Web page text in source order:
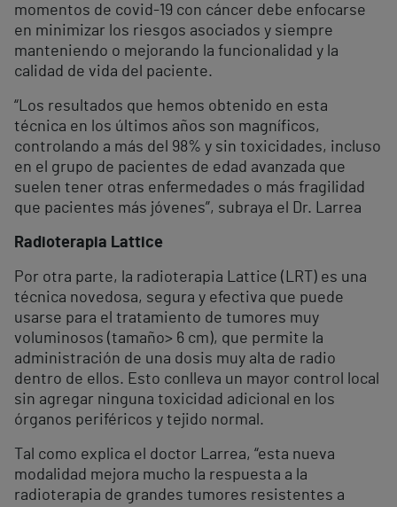
momentos de covid-19 con cáncer debe enfocarse
en minimizar los riesgos asociados y siempre
manteniendo o mejorando la funcionalidad y la
calidad de vida del paciente.
“Los resultados que hemos obtenido en esta
técnica en los últimos años son magníficos,
controlando a más del 98% y sin toxicidades, incluso
en el grupo de pacientes de edad avanzada que
suelen tener otras enfermedades o más fragilidad
que pacientes más jóvenes”, subraya el Dr. Larrea
Radioterapia Lattice
Por otra parte, la radioterapia Lattice (LRT) es una
técnica novedosa, segura y efectiva que puede
usarse para el tratamiento de tumores muy
voluminosos (tamaño> 6 cm), que permite la
administración de una dosis muy alta de radio
dentro de ellos. Esto conlleva un mayor control local
sin agregar ninguna toxicidad adicional en los
órganos periféricos y tejido normal.
Tal como explica el doctor Larrea, “esta nueva
modalidad mejora mucho la respuesta a la
radioterapia de grandes tumores resistentes a